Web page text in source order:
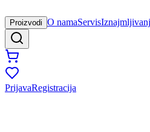
Proizvodi O namaServis
PrijavaRegistracija